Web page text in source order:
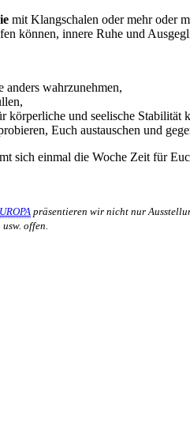
mit Klangschalen oder mehr oder
können, innere Ruhe und
anders wahrzunehmen,
und seelische Stabilität
Euch austauschen und
sich einmal die Woche Zeit für
präsentieren wir nicht nur
offen.